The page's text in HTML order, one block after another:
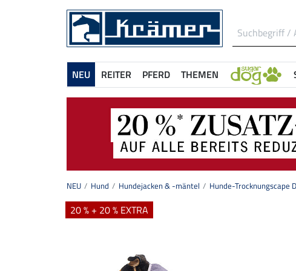
NEU REITER PFERD THEMEN
NEU Hund Hundejacken & -mäntel Hunde-Trocknungscape
20 % + 20 % EXTRA